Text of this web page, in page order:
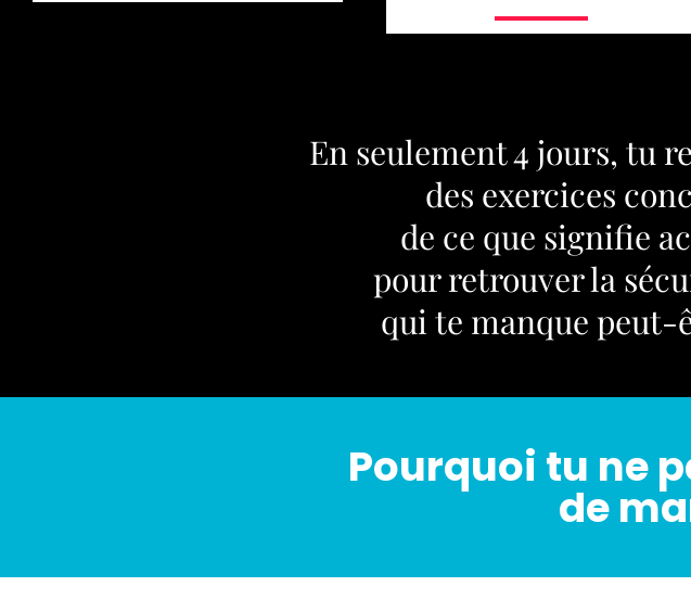
En seulement 4 jours, tu
des exercices
de ce que signifie
pour retrouver la
qui te manque peut-
Pourquoi tu ne
de